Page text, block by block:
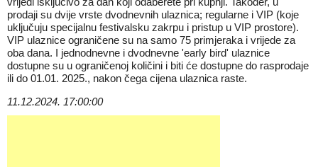
prodaji su dvije vrste dvodnevnih ulaznica; regularne i VIP (koje
uključuju specijalnu festivalsku zakrpu i pristup u VIP prostore).
VIP ulaznice ograničene su na samo 75 primjeraka i vrijede za
oba dana. I jednodnevne i dvodnevne 'early bird' ulaznice
dostupne su u ograničenoj količini i biti će dostupne do rasprodaje
ili do 01.01. 2025., nakon čega cijena ulaznica raste.
11.12.2024. 17:00:00